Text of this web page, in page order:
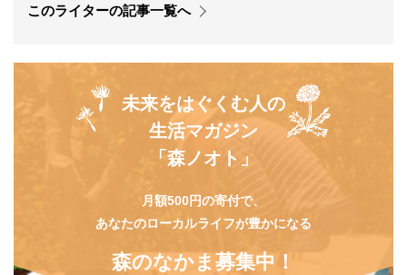
このライターの記事一覧へ
未来をはぐくむ人の
生活マガジン
「森ノオト」
月額500円の寄付で、
あなたのローカルライフが豊かになる
森のなかま募集中！